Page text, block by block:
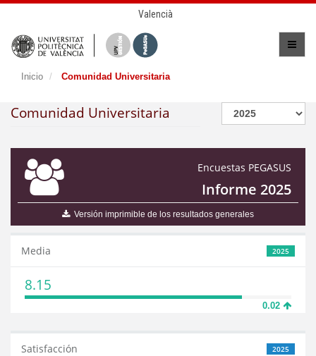
Valencià
Inicio Comunidad Universitaria
Comunidad Universitaria
Encuestas PEGASUS
Informe 2025
Versión imprimible de los resultados generales
2025
Media
8.15
0.02
2025
Satisfacción